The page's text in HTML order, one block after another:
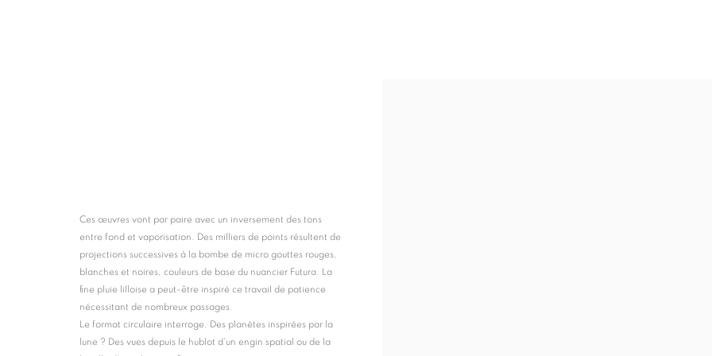
Ces œuvres vont par paire avec un inversement des tons
entre fond et vaporisation. Des milliers de points résultent de
projections successives à la bombe de micro gouttes rouges
blanches et noires couleurs de base du nuancier Futura. La
fine pluie lilloise a peut-être inspiré ce travail de patience
nécessitant de nombreux passages.
Le format circulaire interroge. Des planètes inspirées par la
lune ? Des vues depuis le hublot d'un engin spatial ou de la